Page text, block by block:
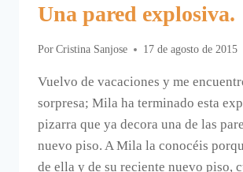
Una pared explosiva.
Por Cristina Sanjose 17 de agosto de 2015
Vuelvo de vacaciones y me
sorpresa; Mila ha terminado esta
pizarra que ya decora una de las
nuevo piso. A Mila la conocéis
de ella y de su reciente nuevo piso,